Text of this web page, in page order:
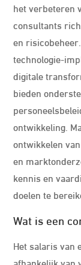
het verbeteren
consultants
en
technologie-
digitale
bieden
ontwikkeling.
ontwikkelen
en
kennis en
doelen te
Wat is een
Het salaris van